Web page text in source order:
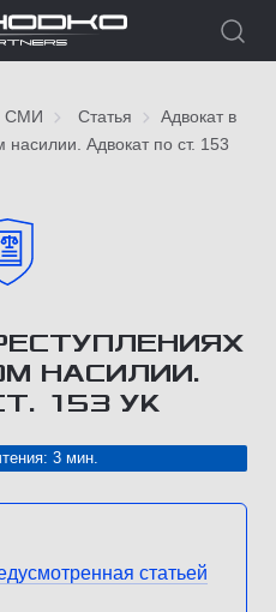
СМИ Статья
Адвокат в
насилии. Адвокат по ст. 153
НАСИЛИИ.
153 УК
3 мин.
статьей